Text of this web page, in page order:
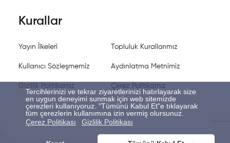
Tercihlerinizi ve tekrar ziyaretlerinizi hatırlayarak size
en uygun deneyimi sunmak için web sitemizde
çerezleri kullanıyoruz. "Tümünü Kabul Et"e tıklayarak
tüm çerezlerin kullanımına izin vermiş olursunuz.
Çerez Politikası
Gizlilik Politikası
Kurallar
Yayın İlkeleri Topluluk Kurallarımız
Kullanıcı Sözleşmemiz Aydınlatma Metnimiz
Gizlilik Politikamız Çerez Politikamız